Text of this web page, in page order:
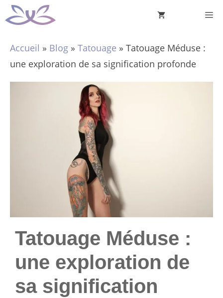
Aller
au
Accueil » Blog » Tatouage » Tatouage Méduse :
une exploration de sa signification profonde
Tatouage Méduse :
une exploration de
sa signification